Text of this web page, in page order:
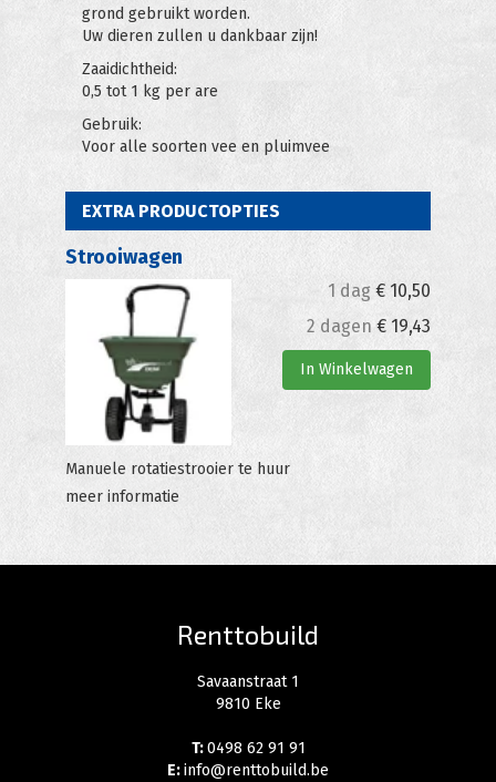
grond gebruikt worden.
Uw dieren zullen u dankbaar zijn!
Zaaidichtheid:
0,5 tot 1 kg per are
Gebruik:
Voor alle soorten vee en pluimvee
EXTRA PRODUCTOPTIES
Strooiwagen
1 dag € 10,50
2 dagen € 19,43
In Winkelwagen
Manuele rotatiestrooier te huur
meer informatie
Renttobuild
Savaanstraat 1
9810 Eke
T:0498 62 91 91
E:info@renttobuild.be